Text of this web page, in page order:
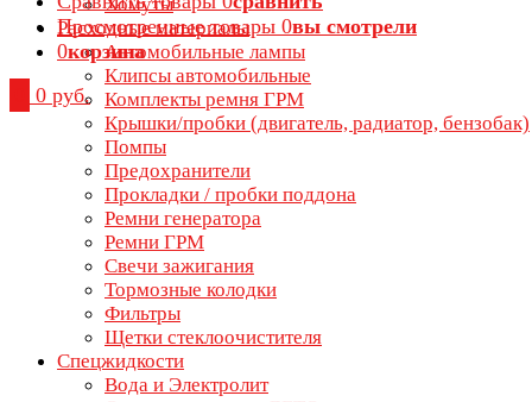
Расходные материалы
Автомобильные лампы
Клипсы автомобильные
Комплекты ремня ГРМ
Крышки/пробки (двигатель, радиатор, бензобак)
Помпы
Предохранители
Прокладки / пробки поддона
Ремни генератора
Ремни ГРМ
Свечи зажигания
Тормозные колодки
Фильтры
Щетки стеклоочистителя
Спецжидкости
Вода и Электролит
Просмотренные товары 0вы смотрели
0корзина
0 руб.